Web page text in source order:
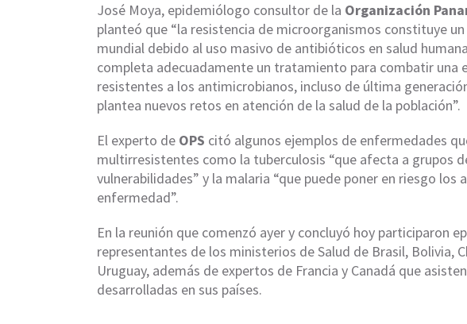
José Moya, epidemiólogo consultor de la Organización
planteó que “la resistencia de microorganismos constituye
mundial debido al uso masivo de antibióticos en salud
completa adecuadamente un tratamiento para combatir una
resistentes a los antimicrobianos, incluso de última
plantea nuevos retos en atención de la salud de la población”.
El experto de OPS citó algunos ejemplos de enfermedades
multirresistentes como la tuberculosis “que afecta a grupos
vulnerabilidades” y la malaria “que puede poner en riesgo los
enfermedad”.
En la reunión que comenzó ayer y concluyó hoy participaron
representantes de los ministerios de Salud de Brasil, Bolivia,
Uruguay, además de expertos de Francia y Canadá que
desarrolladas en sus países.